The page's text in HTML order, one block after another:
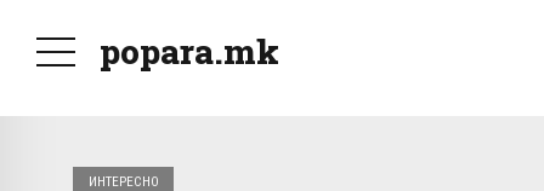
popara.mk
ИНТЕРЕСНО